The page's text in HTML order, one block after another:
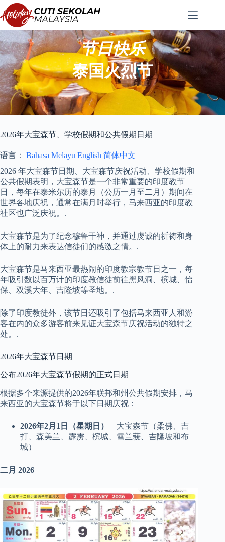
至
内
节日快乐
泰国火烈节
2026年大宝森节、学校假期和公共假期日期
语言： Bahasa Melayu English 简体中文
2026 年大宝森节日期、大宝森节庆祝活动、学校假期和
公共假期表明，大宝森节是一个非常重要的印度教节
日，每年在泰米尔历的泰月（公历一月至二月）期间在
世界各地庆祝，通常在满月时举行，马来西亚的印度教
社区也广泛庆祝。.
大宝森节是为了纪念穆鲁干神，并通过虔诚的祈祷和身
体上的耐力来表达信徒们的感激之情。.
大宝森节是马来西亚最热闹的印度教宗教节日之一，每
年吸引数以百万计的印度教信徒前往黑风洞、槟城、怡
保、双溪大年、吉隆坡等圣地。.
除了印度教徒外，该节日还吸引了包括马来西亚人和游
客在内的众多游客前来见证大宝森节庆祝活动的独特之
处。.
2026年大宝森节日期
公布2026年大宝森节假期的正式日期
根据多个来源提供的2026年联邦和州公共假期安排，马
来西亚的大宝森节将于以下日期庆祝：
2026年2月1日（星期日）
– 大宝森节（柔佛、吉
打、森美兰、霹雳、槟城、雪兰莪、吉隆坡和布
城）
二月 2026